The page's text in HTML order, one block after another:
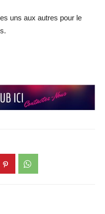
uns aux autres pour le